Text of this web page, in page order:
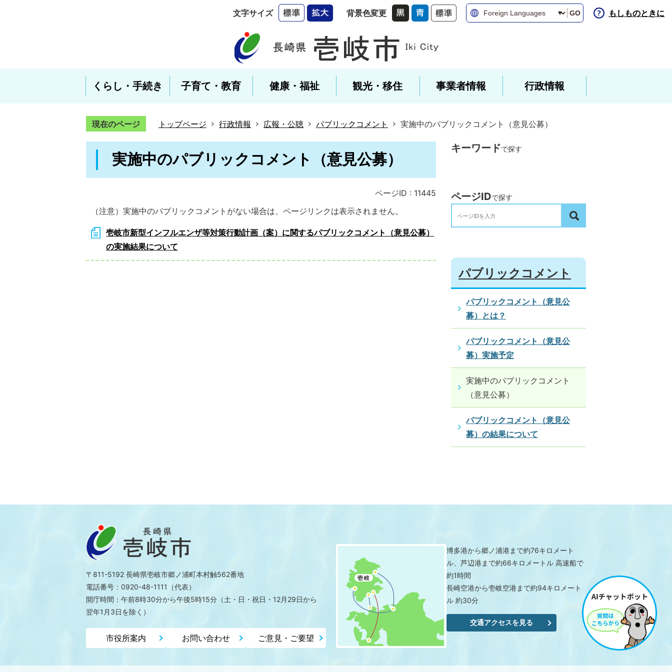
文字サイズ 背景色変更 GO もしものときに
くらし・手続き 子育て・教育 健康・福祉 観光・移住 事業者情報 行政情報
現在のページ トップページ 行政情報 広報・公聴 パブリックコメント 実施中のパブリックコメント（意見公募）
実施中のパブリックコメント（意見公募）
ページID : 11445
（注意）実施中のパブリックコメントがない場合は、ページリンクは表示されません。
壱岐市新型インフルエンザ等対策行動計画（案）に関するパブリックコメント（意見公募）
の実施結果について
キーワードで探す
ページIDで探す
パブリックコメント
パブリックコメント（意見公
募）とは？
パブリックコメント（意見公
募）実施予定
実施中のパブリックコメント
（意見公募）
パブリックコメント（意見公
募）の結果について
〒811-5192 長崎県壱岐市郷ノ浦町本村触562番地
電話番号：0920-48-1111（代表）
開庁時間：午前8時30分から午後5時15分 （土・日・祝日・12月29日から
翌年1月3日を除く）
市役所案内 お問い合わせ ご意見・ご要望
博多港から郷ノ浦港まで約76キロメート
ル、芦辺港まで約66キロメートル 高速船で
約1時間
長崎空港から壱岐空港まで約94キロメート
ル 約30分
交通アクセスを見る